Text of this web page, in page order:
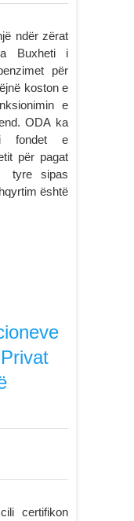
ndër zërat
Buxheti i
për
koston e
e
ODA ka
fondet e
për pagat
tyre sipas
është
certifikon